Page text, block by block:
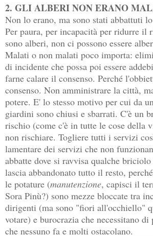
2. GLI ALBERI NON ERANO
Non lo erano, ma sono stati abbattuti
Per paura, per incapacità per ridurre il
sono alberi, non ci possono essere
Malati o non malati poco importa:
di incidente che possa poi essere
farne calare il consenso. Perché
consenso. Non amministrare la città,
potere. E' lo stesso motivo per cui da
giardini sono chiusi e sbarrati. C'è un
rischio (come c'è in tutte le cose della
non rischiare. Togliere tutti i servizi
lamentare dei servizi che non
abbatte dove si ravvisa qualche
lascia abbandonato tutto il resto,
le potature (manutenzione, capisci il
Sora Pinù?) sono mezze bloccate tra
dirigenti (ma sono "fiori all'occhiello"
votare) e burocrazia che necessitano
che nessuno fa e molti ostacolano.